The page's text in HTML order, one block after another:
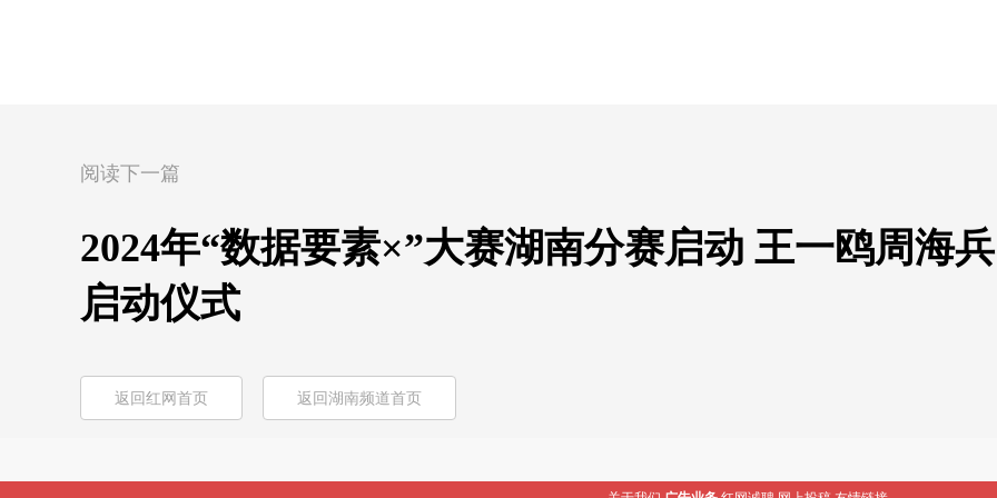
阅读下一篇
2024年“数据要素×”大赛湖南分赛启动 王一鸥周海
启动仪式
返回红网首页 返回湖南频道首页